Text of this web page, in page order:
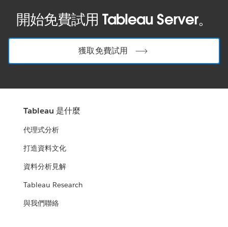
開始免費試用 Tableau Server。
獲取免費試用
Tableau 是什麼
代理式分析
打造資料文化
資料分析見解
Tableau Research
與我們聯絡